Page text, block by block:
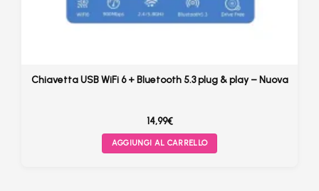
Chiavetta USB WiFi 6 + Bluetooth 5.3 plug & play – Nuova
14,99€
AGGIUNGI AL CARRELLO